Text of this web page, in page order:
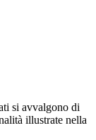
si avvalgono di
illustrate nella